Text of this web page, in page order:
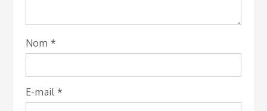
Nom *
E-mail *